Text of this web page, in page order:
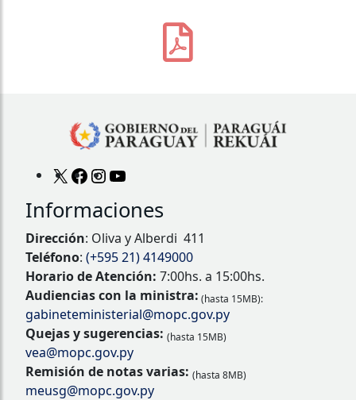
Informaciones
Dirección: Oliva y Alberdi 411
Teléfono: (+595 21) 4149000
Horario de Atención: 7:00hs. a 15:00hs.
Audiencias con la ministra: (hasta 15MB):
gabineteministerial@mopc.gov.py
Quejas y sugerencias: (hasta 15MB)
vea@mopc.gov.py
Remisión de notas varias: (hasta 8MB)
meusg@mopc.gov.py